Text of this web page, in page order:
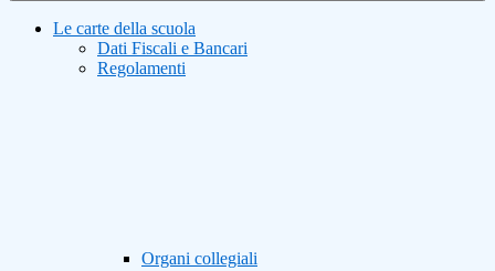
Le carte della scuola
Dati Fiscali e Bancari
Regolamenti
Organi collegiali